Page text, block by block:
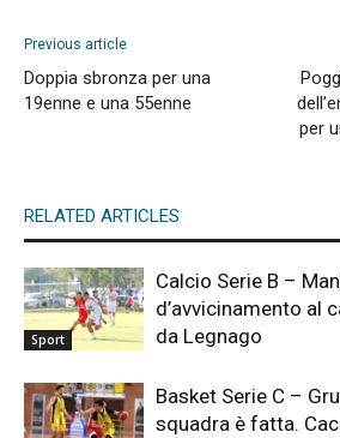
Previous article
Doppia sbronza per una
19enne e una 55enne
per
RELATED ARTICLES
Sport
Calcio Serie B –
d’avvicinamento al
da Legnago
Basket Serie C –
squadra è fatta.